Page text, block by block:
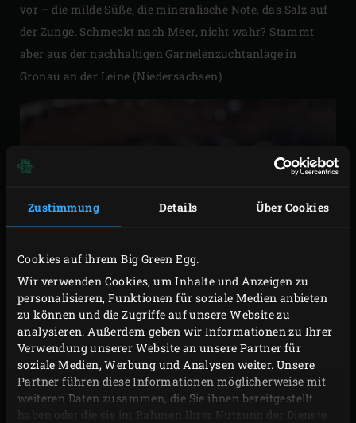
Zustimmung Details Über Cookies
Cookies auf ihrem Big Green Egg.
Wir verwenden Cookies, um Inhalte und Anzeigen zu
personalisieren, Funktionen für soziale Medien anbieten
zu können und die Zugriffe auf unsere Website zu
analysieren. Außerdem geben wir Informationen zu Ihrer
Verwendung unserer Website an unsere Partner für
soziale Medien, Werbung und Analysen weiter. Unsere
Partner führen diese Informationen möglicherweise mit
weiteren Daten zusammen, die Sie ihnen bereitgestellt
haben oder die sie im Rahmen Ihrer Nutzung der Dienste
vor – die milde Süße, die mineralische Note, das Salz auf
der Zunge. Schmeckt nach Meer, nicht wahr? Stammt
aber aus der nachhaltigen Garnelenzuchtanlage in
Gronau an der Leine (Niedersachsen)